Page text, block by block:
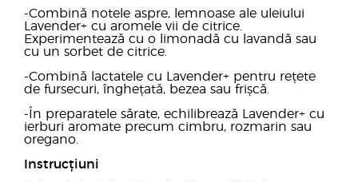
-Combină notele aspre, lemnoase ale uleiului
Lavender+ cu aromele vii de citrice.
Experimentează cu o limonadă cu lavandă sau
cu un sorbet de citrice.
-Combină lactatele cu Lavender+ pentru rețete
de fursecuri, înghețată, bezea sau frișcă.
-În preparatele sărate, echilibrează Lavender+ cu
ierburi aromate precum cimbru, rozmarin sau
oregano.
Instrucțiuni